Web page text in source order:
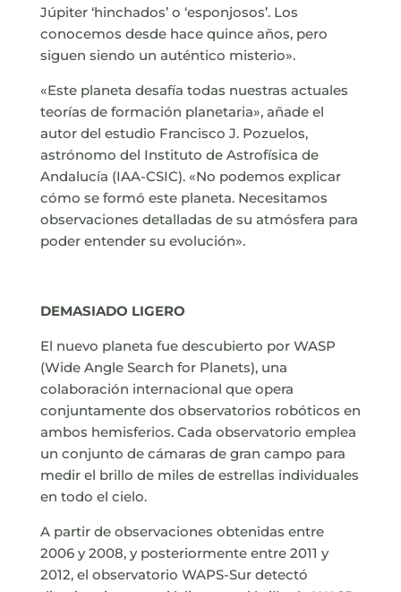
Júpiter ‘hinchados’ o ‘esponjosos’. Los
conocemos desde hace quince años, pero
siguen siendo un auténtico misterio».
«Este planeta desafía todas nuestras actuales
teorías de formación planetaria», añade el
autor del estudio Francisco J. Pozuelos,
astrónomo del Instituto de Astrofísica de
Andalucía (IAA-CSIC). «No podemos explicar
cómo se formó este planeta. Necesitamos
observaciones detalladas de su atmósfera para
poder entender su evolución».
DEMASIADO LIGERO
El nuevo planeta fue descubierto por WASP
(Wide Angle Search for Planets), una
colaboración internacional que opera
conjuntamente dos observatorios robóticos en
ambos hemisferios. Cada observatorio emplea
un conjunto de cámaras de gran campo para
medir el brillo de miles de estrellas individuales
en todo el cielo.
A partir de observaciones obtenidas entre
2006 y 2008, y posteriormente entre 2011 y
2012, el observatorio WAPS-Sur detectó